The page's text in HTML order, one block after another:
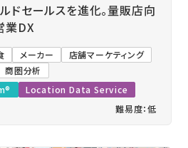
ドセールスを進化。量販店向
業DX
メーカー
店舗マーケティング
商圏分析
Location Data Service
難易度：低